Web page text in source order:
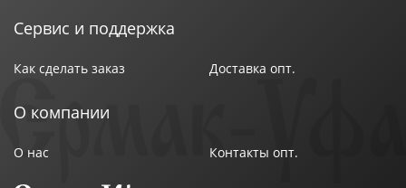
Сервис и поддержка
Как сделать заказ Доставка опт.
О компании
О нас Контакты опт.